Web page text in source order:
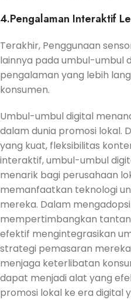
4.Pengalaman Interaktif
Terakhir, Penggunaan
lainnya pada umbul-umbul
pengalaman yang lebih
konsumen.
Umbul-umbul digital
dalam dunia promosi lokal.
yang kuat, fleksibilitas
interaktif, umbul-umbul
menarik bagi perusahaan
memanfaatkan teknologi
mereka. Dalam
mempertimbangkan
efektif mengintegrasikan
strategi pemasaran
menjaga keterlibatan
dapat menjadi alat yang
promosi lokal ke era digital